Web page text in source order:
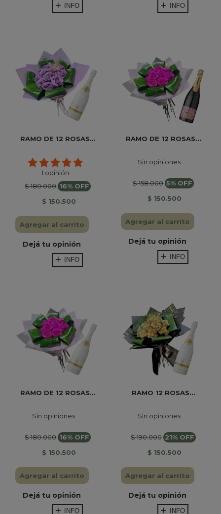
INFO INFO
RAMO DE 12 ROSAS...
1 opinión
$ 180.000 16% OFF
$ 150.500
Agregar al carrito
Dejá tu opinión
INFO
RAMO DE 12 ROSAS...
Sin opiniones
$ 158.000 5% OFF
$ 150.500
Agregar al carrito
Dejá tu opinión
INFO
RAMO DE 12 ROSAS...
Sin opiniones
$ 180.000 16% OFF
$ 150.500
Agregar al carrito
Dejá tu opinión
INFO
RAMO 12 ROSAS...
Sin opiniones
$ 190.000 21% OFF
$ 150.500
Agregar al carrito
Dejá tu opinión
INFO